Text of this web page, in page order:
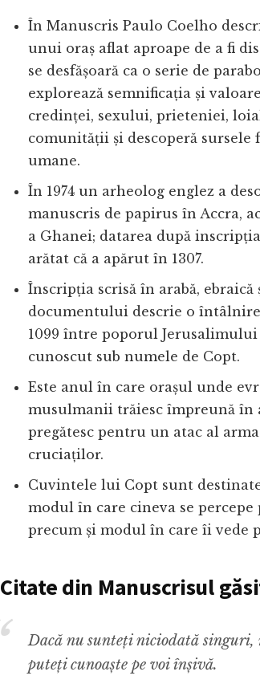
În Manuscris Paulo Coelho
unui oraș aflat aproape de a fi
se desfășoară ca o serie de
explorează semnificația și
credinței, sexului, prieteniei,
comunității și descoperă
umane.
În 1974 un arheolog englez a
manuscris de papirus în Accra,
a Ghanei; datarea după
arătat că a apărut în 1307.
Înscripția scrisă în arabă, ebraică
documentului descrie o
1099 între poporul
cunoscut sub numele de Copt.
Este anul în care orașul unde
musulmanii trăiesc împreună în
pregătesc pentru un atac al
cruciaților.
Cuvintele lui Copt sunt
modul în care cineva se percepe
precum și modul în care îi vede
Citate din Manuscrisul
Dacă nu sunteți niciodată singuri,
puteți cunoaște pe voi înșivă.